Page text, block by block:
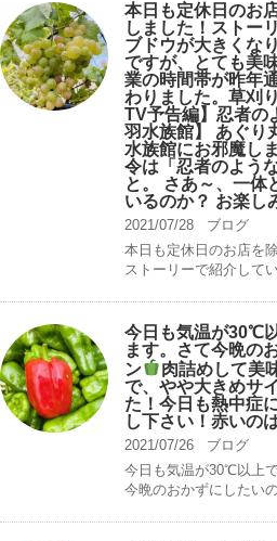
本日も定休日のお
しました！ストー
ブドウが大きくな
ですが、とても美
業の時間帯が昨年
わりました。草刈
TV予告編】忍者の
羽水族館】 あぐり
水族館にお邪魔し
令は「忍者のよう
と。 さあ～、一体
いるのか？ お楽し
2021/07/28
ブログ
本日も定休日のお店を
ストーリーで紹介して
今日も気温が30℃
ます。さて今晩の
ン
肉詰めして美
で、やや大きめサ
た！今日も熱中症
し下さい！赤いの
2021/07/26
ブログ
今日も気温が30℃以上
今晩のおかずにしたい